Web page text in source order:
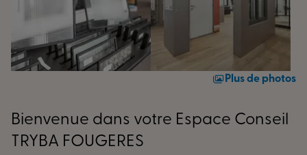
Plus de photos
Bienvenue dans votre Espace Conseil
TRYBA FOUGERES